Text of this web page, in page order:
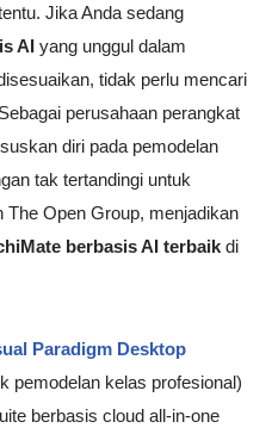
Jika Anda sedang
AI yang unggul dalam
tidak perlu mencari
perusahaan perangkat
diri pada pemodelan
tak tertandingi untuk
The Open Group, menjadikan
berbasis AI terbaik di
Paradigm Desktop
pemodelan kelas profesional)
berbasis cloud all-in-one